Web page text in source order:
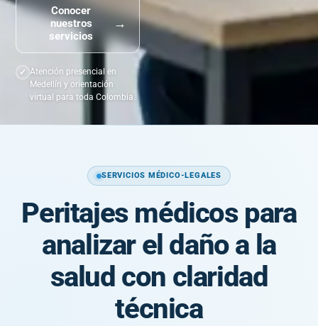
Conocer
nuestros
servicios
→
Atención presencial en
Medellín y orientación
virtual para toda Colombia.
SERVICIOS MÉDICO-LEGALES
Peritajes médicos para
analizar el daño a la
salud con claridad
técnica